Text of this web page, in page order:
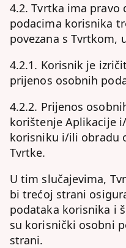
4.2. Tvrtka ima
podacima korisnika
povezana s Tvrtkom,
4.2.1. Korisnik je
prijenos osobnih
4.2.2. Prijenos
korištenje Aplikacije
korisniku i/ili obradu
Tvrtke.
U tim slučajevima,
bi trećoj strani
podataka korisnika i
su korisnički osobni
strani.